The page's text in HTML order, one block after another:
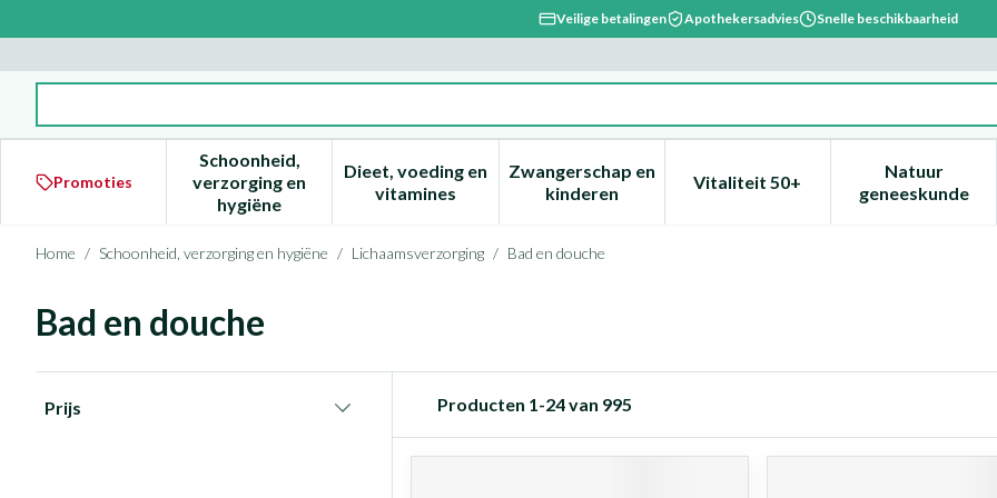
Veilige betalingen Apothekersadvies Snelle beschikbaarheid
Promoties
Schoonheid,
verzorging en
hygiëne
Toon submenu voor Schoonheid, verzorging en hygiëne categorie
Dieet, voeding en
vitaminesToon submenu voor Dieet, voeding en vitamines categorie
Zwangerschap en
kinderenToon submenu voor Zwangerschap en kinderen
Vitaliteit 50+Toon submenu voor Vitaliteit
Natuur
geneeskunde
Toon
Home / Schoonheid, verzorging en hygiëne / Lichaamsverzorging / Bad en douche
Bad en douche
Prijs
Producten 1-24van 995